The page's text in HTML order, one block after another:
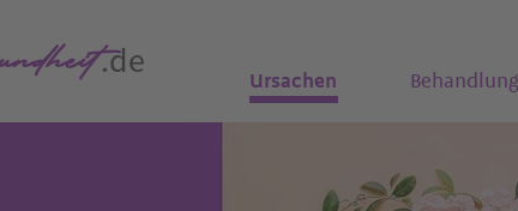
Ursachen Behandlung